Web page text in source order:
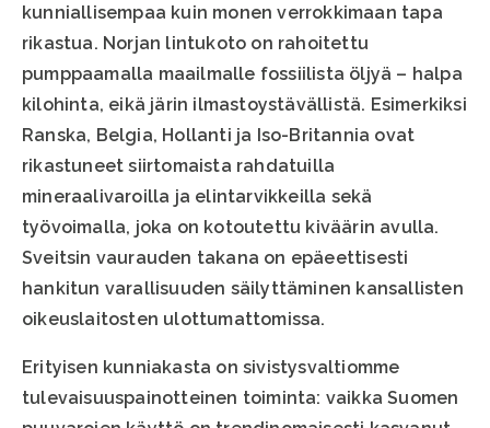
kunniallisempaa kuin monen verrokkimaan tapa
rikastua. Norjan lintukoto on rahoitettu
pumppaamalla maailmalle fossiilista öljyä – halpa
kilohinta, eikä järin ilmastoystävällistä. Esimerkiksi
Ranska, Belgia, Hollanti ja Iso-Britannia ovat
rikastuneet siirtomaista rahdatuilla
mineraalivaroilla ja elintarvikkeilla sekä
työvoimalla, joka on kotoutettu kiväärin avulla.
Sveitsin vaurauden takana on epäeettisesti
hankitun varallisuuden säilyttäminen kansallisten
oikeuslaitosten ulottumattomissa.
Erityisen kunniakasta on sivistysvaltiomme
tulevaisuuspainotteinen toiminta: vaikka Suomen